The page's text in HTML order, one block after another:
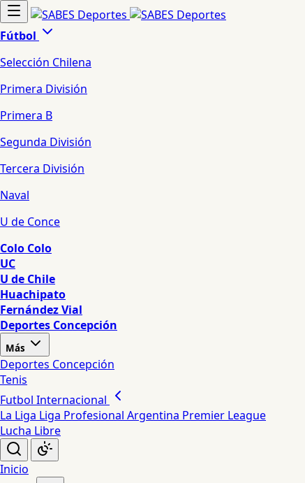
Fútbol
Selección Chilena
Primera División
Primera B
Segunda División
Tercera División
Naval
U de Conce
Colo Colo
UC
U de Chile
Huachipato
Fernández Vial
Deportes Concepción
Más
Deportes Concepción
Tenis
Futbol Internacional
La Liga Liga Profesional Argentina Premier League
Lucha Libre
Inicio